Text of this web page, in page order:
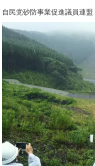
自民党砂防事業促進議員連